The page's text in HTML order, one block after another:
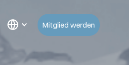
Mitglied werden